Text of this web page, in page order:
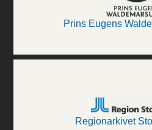
Prins Eugens
Regionarkivet